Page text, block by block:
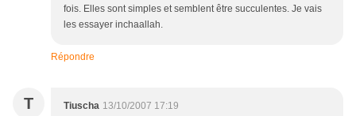
fois. Elles sont simples et semblent être succulentes. Je vais
les essayer inchaallah.
Répondre
T Tiuscha 13/10/2007 17:19